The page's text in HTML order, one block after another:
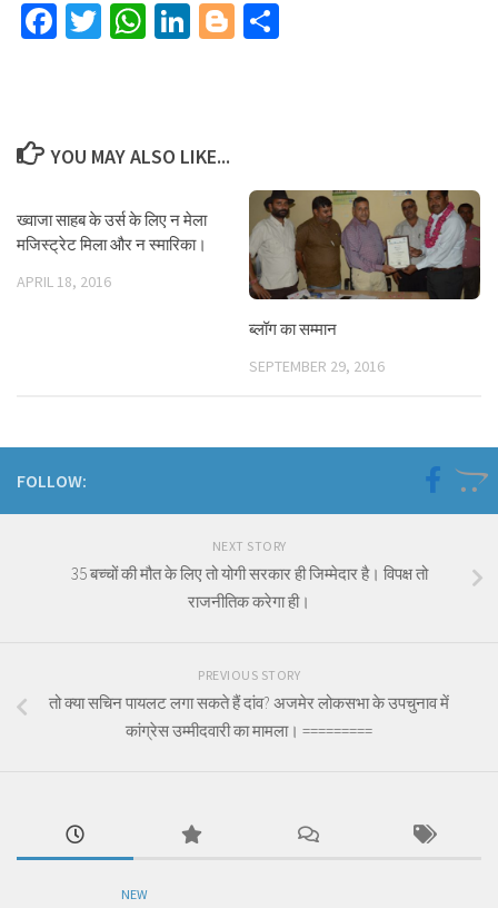
Facebook
TwitterWhatsApp
LinkedIn
Blogger
YOU MAY ALSO LIKE...
ख्वाजा साहब के उर्स के लिए न मेला
मजिस्ट्रेट मिला और न स्मारिका।
APRIL 18, 2016
ब्लॉग का सम्मान
SEPTEMBER 29, 2016
FOLLOW:
NEXT STORY
35 बच्चों की मौत के लिए तो योगी सरकार ही जिम्मेदार है। विपक्ष तो
राजनीतिक करेगा ही।
PREVIOUS STORY
तो क्या सचिन पायलट लगा सकते हैं दांव? अजमेर लोकसभा के उपचुनाव में
कांग्रेस उम्मीदवारी का मामला। =========
NEW